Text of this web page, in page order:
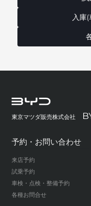
入庫
東京マツダ販売株式会社
予約・お問い合わせ
来店予約
試乗予約
車検・点検・整備予約
各種お問合せ